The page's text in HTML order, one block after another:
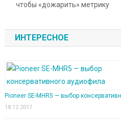
чтобы «дожарить» метрику
ИНТЕРЕСНОЕ
Pioneer SE-MHR5 — выбор
18.12.2017